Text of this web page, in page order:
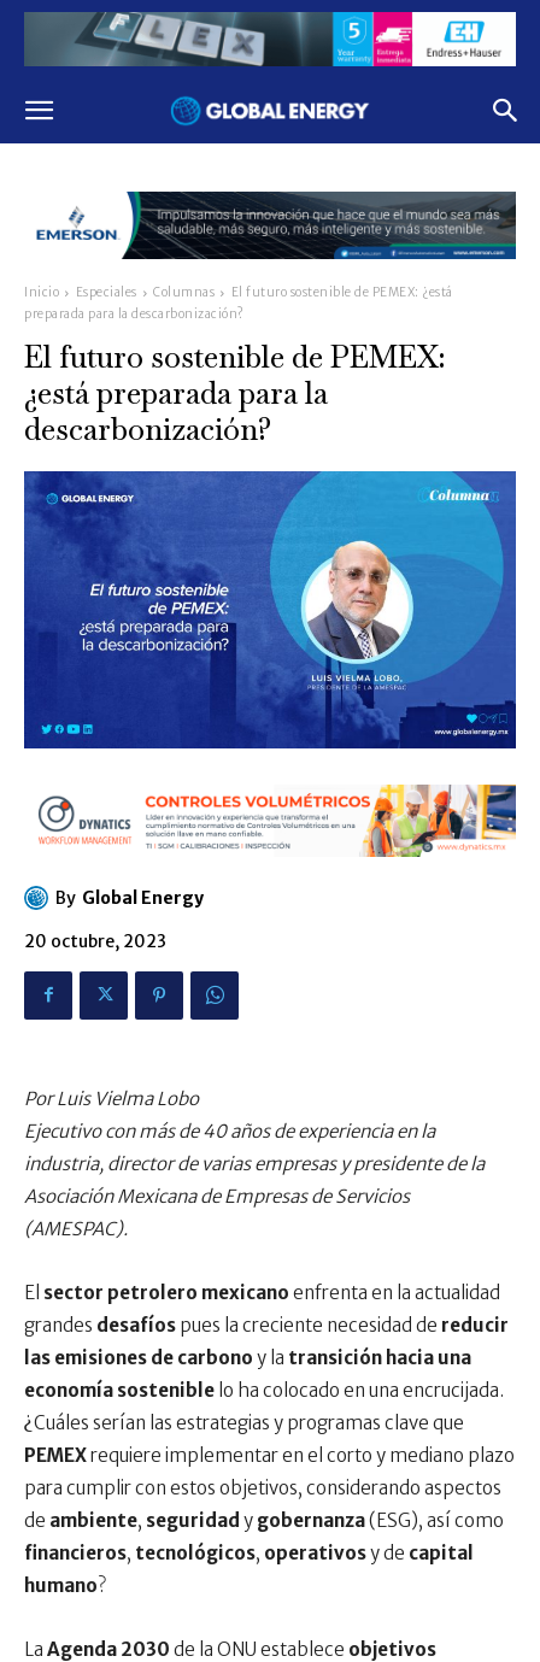
Inicio Especiales Columnas
El futuro sostenible de PEMEX: ¿está
preparada para la descarbonización?
El futuro sostenible de PEMEX:
¿está preparada para la
descarbonización?
By Global Energy
20 octubre, 2023
Por Luis Vielma Lobo
Ejecutivo con más de 40 años de experiencia en la
industria, director de varias empresas y presidente de la
Asociación Mexicana de Empresas de Servicios
(AMESPAC).
El sector petrolero mexicano enfrenta en la actualidad
grandes desafíos pues la creciente necesidad de reducir
las emisiones de carbono y la transición hacia una
economía sostenible lo ha colocado en una encrucijada.
¿Cuáles serían las estrategias y programas clave que
PEMEXrequiere implementar en el corto y mediano plazo
para cumplir con estos objetivos, considerando aspectos
de ambiente, seguridad y gobernanza(ESG), así como
financieros, tecnológicos, operativosy de capital
humano?
La Agenda 2030 de la ONU establece objetivos